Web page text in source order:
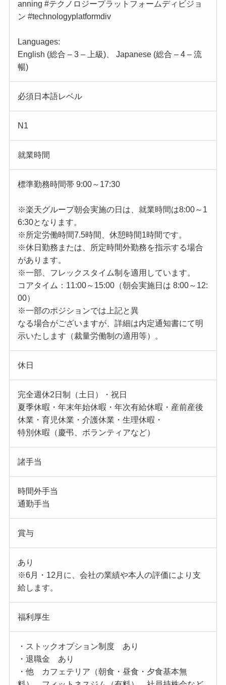
anning #テクノロジープラットフォームディビジョ
ン #technologyplatformdiv
Languages:
English (総合 – 3 – 上級)、 Japanese (総合 – 4 – 流
暢)
必須日本語レベル
N1
就業時間
標準勤務時間帯 9:00～17:30
※楽天グループ朝会実施の日は、就業時間は8:00～1
6:30となります。
※所定労働時間7.5時間、休憩時間1時間です。
※休日勤務または、所定時間外勤務を指示する場合
があります。
※一部、フレックスタイム制を適用しています。
コアタイム：11:00～15:00（朝会実施日は 8:00～12:
00）
※一部のポジションでは上記と異
なる場合がございますが、詳細は内定通知書にて明
示いたします（裁量労働制の適用等）。
休日
完全週休2日制（土日）・祝日
夏季休暇・年末年始休暇・年次有給休暇・産前産後
休業・育児休業・介護休業・生理休暇・
特別休暇（慶弔、ボランティアなど）
諸手当
時間外手当
通勤手当
賞与
あり
※6月・12月に、会社の業績や本人の評価により支
給します。
福利厚生
・ストックオプション制度 あり
・退職金 あり
・他 カフェテリア（朝食・昼食・夕食基本無